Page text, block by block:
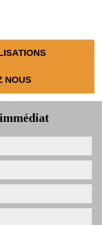
NOUS